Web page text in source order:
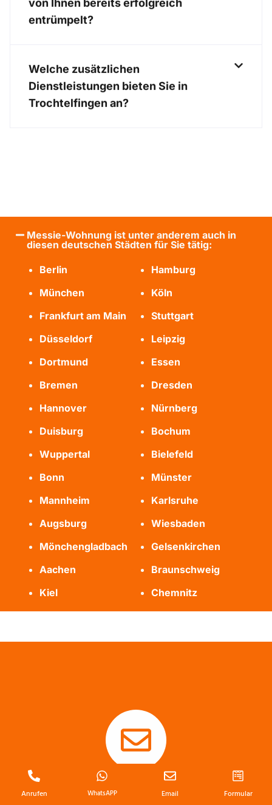
von Ihnen bereits erfolgreich
entrümpelt?
Welche zusätzlichen
Dienstleistungen bieten Sie in
Trochtelfingen an?
Messie-Wohnung ist unter anderem auch in
diesen deutschen Städten für Sie tätig:
Berlin
Hamburg
München
Köln
Frankfurt am Main
Stuttgart
Düsseldorf
Leipzig
Dortmund
Essen
Bremen
Dresden
Hannover
Nürnberg
Duisburg
Bochum
Wuppertal
Bielefeld
Bonn
Münster
Mannheim
Karlsruhe
Augsburg
Wiesbaden
Mönchengladbach
Gelsenkirchen
Aachen
Braunschweig
Kiel
Chemnitz
E-Mail
Anrufen WhatsAPP Email Formular